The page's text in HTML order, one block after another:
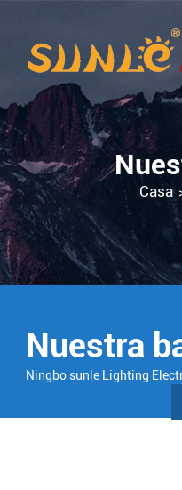
Casa
Nuestra
Ningbo sunle Lighting